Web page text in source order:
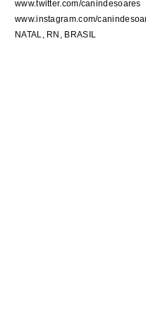
www.twitter.com/canindesoares
www.instagram.com/
NATAL, RN, BRASIL